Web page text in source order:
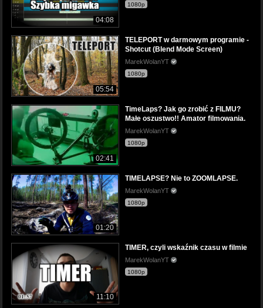
04:08
1080p
05:54
TELEPORT w darmowym programie -
Shotcut (Blend Mode Screen)
MarekWolanYT
1080p
02:41
TimeLaps? Jak go zrobić z FILMU?
Małe oszustwo!! Amator filmowania.
MarekWolanYT
1080p
01:20
TIMELAPSE? Nie to ZOOMLAPSE.
MarekWolanYT
1080p
11:10
TIMER, czyli wskaźnik czasu w filmie
MarekWolanYT
1080p